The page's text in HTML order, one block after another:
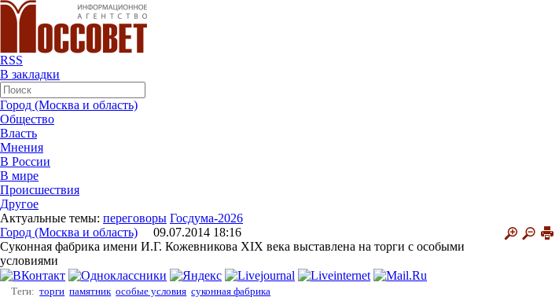
RSS
В закладки
Город (Москва и область)
Общество
Власть
Мнения
В России
В мире
Происшествия
Другое
Актуальные темы: переговоры Госдума-2026
Город (Москва и область) 09.07.2014 18:16
Суконная фабрика имени И.Г. Кожевникова XIX века выставлена на торги с особыми
условиями
Теги: торги памятник особые условия суконная фабрика